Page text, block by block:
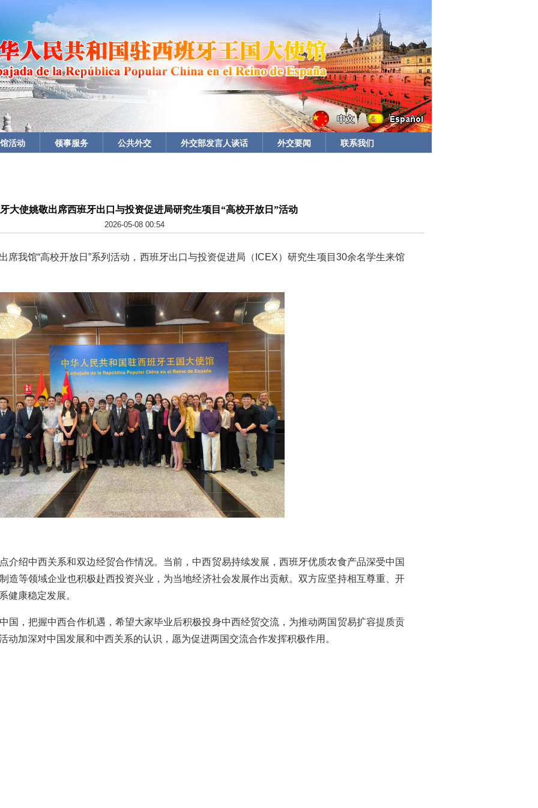
活动 领事服务 公共外交 外交部发言人谈话 外交要闻 联系我们
大使姚敬出席西班牙出口与投资促进局研究生项目“高校开放日”活动
2026-05-08 00:54
席我馆“高校开放日”系列活动，西班牙出口与投资促进局（ICEX）研究生项目30余名学生来馆
介绍中西关系和双边经贸合作情况。当前，中西贸易持续发展，西班牙优质农食产品深受中国
造等领域企业也积极赴西投资兴业，为当地经济社会发展作出贡献。双方应坚持相互尊重、开
健康稳定发展。
国，把握中西合作机遇，希望大家毕业后积极投身中西经贸交流，为推动两国贸易扩容提质贡
动加深对中国发展和中西关系的认识，愿为促进两国交流合作发挥积极作用。